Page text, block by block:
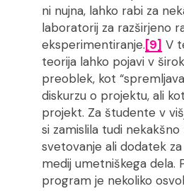
ni nujna, lahko rabi za
laboratorij za razširjeno
eksperimentiranje.[9] V
teorija lahko pojavi v
preoblek, kot
diskurzu o projektu, ali
projekt. Za študente v
si zamislila tudi
svetovanje ali dodatek
medij umetniškega dela.
program je nekoliko